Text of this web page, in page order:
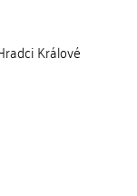
Králové